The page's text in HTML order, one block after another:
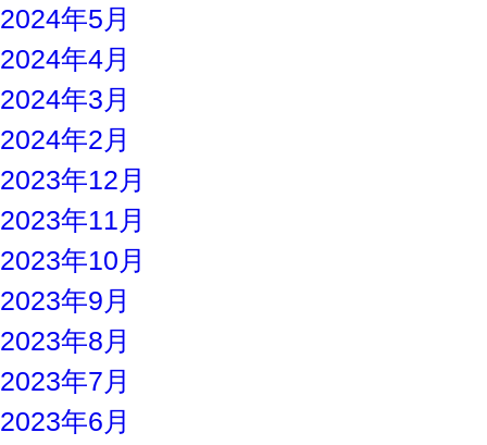
2024年5月
2024年4月
2024年3月
2024年2月
2023年12月
2023年11月
2023年10月
2023年9月
2023年8月
2023年7月
2023年6月